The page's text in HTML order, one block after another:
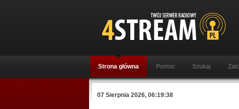
Strona główna Pomoc Szukaj
07 Sierpnia 2026, 06:19:38